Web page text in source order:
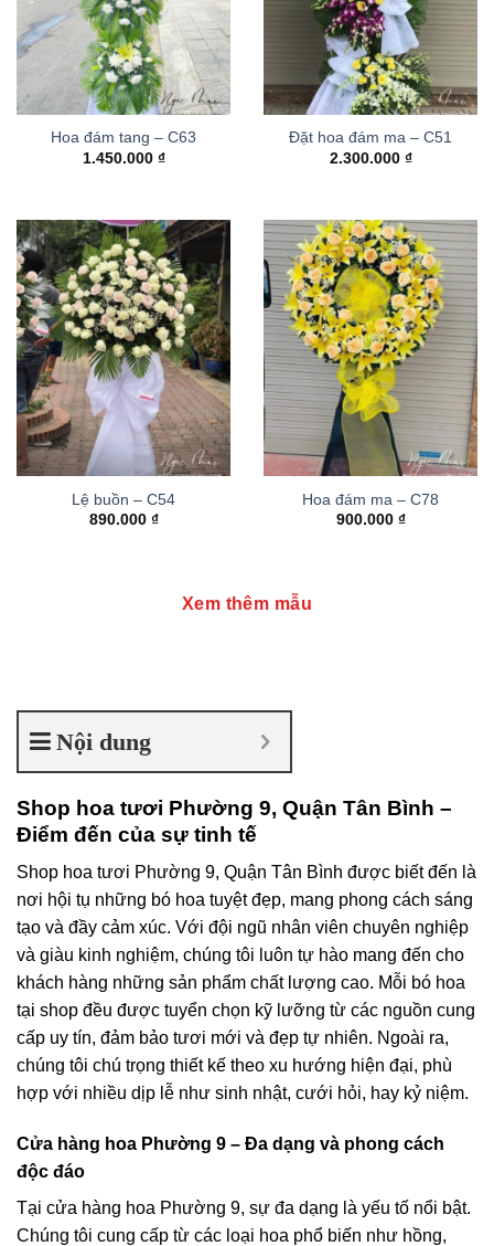
Hoa đám tang – C63
1.450.000 ₫
Đặt hoa đám ma – C51
2.300.000 ₫
Lệ buồn – C54
890.000 ₫
Hoa đám ma – C78
900.000 ₫
Xem thêm mẫu
Nội dung
Shop hoa tươi Phường 9, Quận Tân Bình –
Điểm đến của sự tinh tế
Shop hoa tươi Phường 9, Quận Tân Bình được biết đến là
nơi hội tụ những bó hoa tuyệt đẹp, mang phong cách sáng
tạo và đầy cảm xúc. Với đội ngũ nhân viên chuyên nghiệp
và giàu kinh nghiệm, chúng tôi luôn tự hào mang đến cho
khách hàng những sản phẩm chất lượng cao. Mỗi bó hoa
tại shop đều được tuyển chọn kỹ lưỡng từ các nguồn cung
cấp uy tín, đảm bảo tươi mới và đẹp tự nhiên. Ngoài ra,
chúng tôi chú trọng thiết kế theo xu hướng hiện đại, phù
hợp với nhiều dịp lễ như sinh nhật, cưới hỏi, hay kỷ niệm.
Cửa hàng hoa Phường 9 – Đa dạng và phong cách
độc đáo
Tại cửa hàng hoa Phường 9, sự đa dạng là yếu tố nổi bật.
Chúng tôi cung cấp từ các loại hoa phổ biến như hồng,